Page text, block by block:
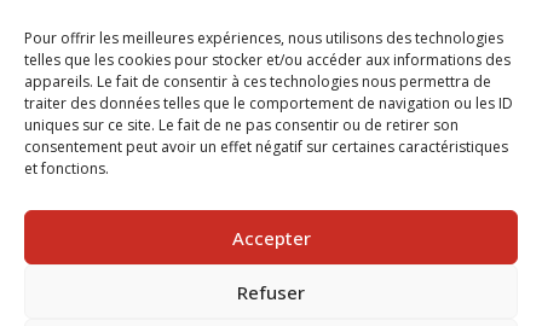
Pour offrir les meilleures expériences, nous utilisons des technologies
telles que les cookies pour stocker et/ou accéder aux informations des
appareils. Le fait de consentir à ces technologies nous permettra de
traiter des données telles que le comportement de navigation ou les ID
uniques sur ce site. Le fait de ne pas consentir ou de retirer son
consentement peut avoir un effet négatif sur certaines caractéristiques
et fonctions.
Accepter
Refuser
Samedi : Fermé
Dimanche : Fermé
© 2025 Nouvel R Formation - TOUS DROITS RÉSERVÉS -